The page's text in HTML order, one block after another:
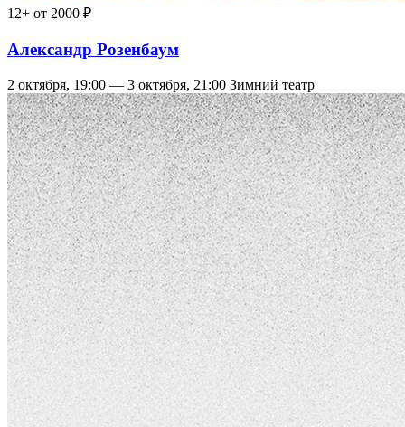
12+ от 2000 ₽
Александр Розенбаум
2 октября, 19:00 — 3 октября, 21:00 Зимний театр